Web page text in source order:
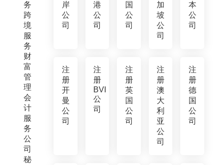
务
跨
境
服
务
财
富
管
理
会
计
服
务
公
司
秘
岸
公
司
港
公
司
国
公
司
加
坡
公
司
本
公
司
注
册
开
曼
公
司
注
册
BVI
公
司
注
册
英
国
公
司
注
册
澳
大
利
亚
公
司
注
册
德
国
公
司